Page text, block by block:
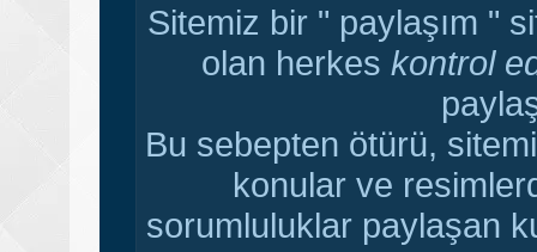
Sitemiz bir " paylaşım "
olan herkes kontrol
Bu sebepten ötürü,
konular ve
sorumluluklar paylaşan